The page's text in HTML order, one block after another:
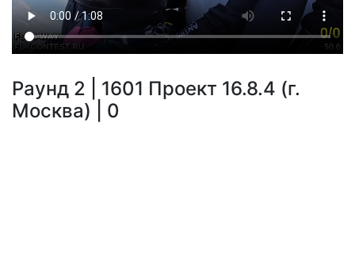
Раунд 2 | 1601 Проект 16.8.4 (г.
Москва) | 0